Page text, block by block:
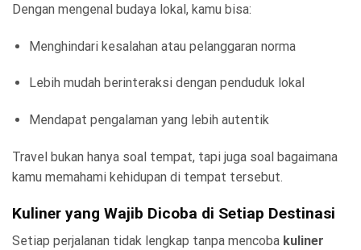
Dengan mengenal budaya lokal, kamu bisa:
Menghindari kesalahan atau pelanggaran norma
Lebih mudah berinteraksi dengan penduduk lokal
Mendapat pengalaman yang lebih autentik
Travel bukan hanya soal tempat, tapi juga soal bagaimana
kamu memahami kehidupan di tempat tersebut.
Kuliner yang Wajib Dicoba di Setiap Destinasi
Setiap perjalanan tidak lengkap tanpa mencoba kuliner